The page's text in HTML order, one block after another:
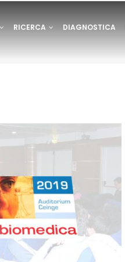
RICERCA DIAGNOSTICA